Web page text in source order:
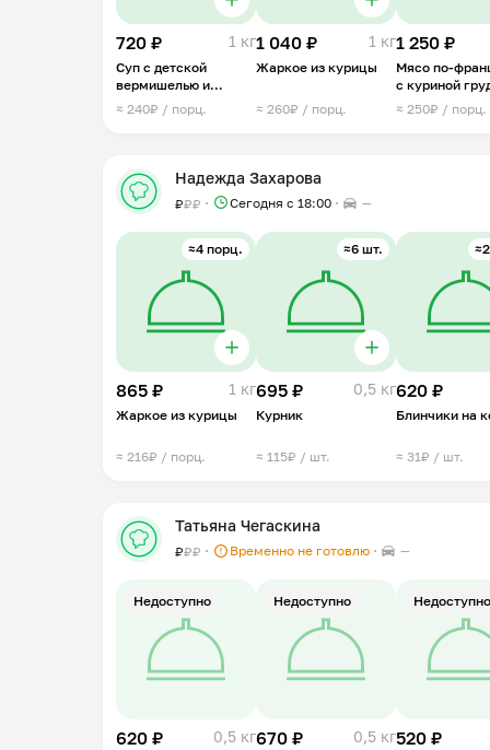
720 ₽ 1 кг
Суп с детской
вермишелью и
куриными
фрикадельками
≈ 240₽ / порц.
1 040 ₽ 1 кг
Жаркое из курицы
≈ 260₽ / порц.
1 250 ₽
Мясо по-
с куриной
≈ 250₽ / порц.
Надежда Захарова
₽₽₽ Сегодня с 18:00 —
≈4 порц.
865 ₽ 1 кг
Жаркое из курицы
≈ 216₽ / порц.
≈6 шт.
695 ₽ 0,5 кг
Курник
≈ 115₽ / шт.
620 ₽
Блинчики на
≈ 31₽ / шт.
Татьяна Чегаскина
₽₽₽ Временно не готовлю —
Недоступно
620 ₽ 0,5 кг
Недоступно
670 ₽ 0,5 кг
Недоступно
520 ₽